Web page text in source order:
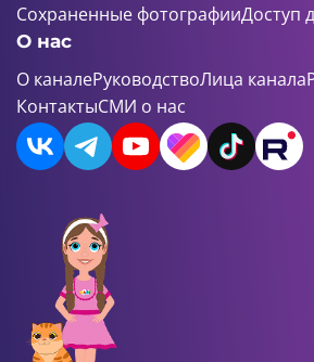
Сохраненные фотографииДоступ
О нас
О каналеРуководствоЛица канала
КонтактыСМИ о нас